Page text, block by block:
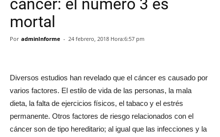
cáncer: el número 3 es
mortal
Por adminInforme - 24 febrero, 2018 Hora:6:57 pm
Diversos estudios han revelado que el cáncer es causado por
varios factores. El estilo de vida de las personas, la mala
dieta, la falta de ejercicios físicos, el tabaco y el estrés
permanente. Otros factores de riesgo relacionados con el
cáncer son de tipo hereditario; al igual que las infecciones y la